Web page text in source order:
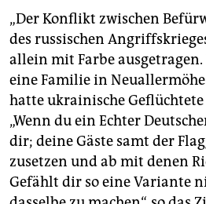
„Der Konflikt zwischen
des russischen
allein mit Farbe
eine Familie in
hatte ukrainische
„Wenn du ein Echter
dir; deine Gäste samt der
zusetzen und ab mit denen
Gefählt dir so eine Variante